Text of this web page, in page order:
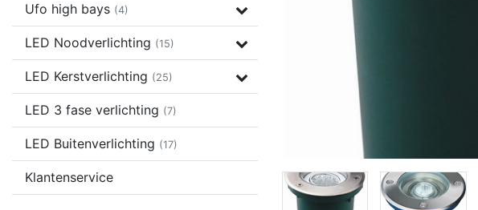
Ufo high bays (4)
LED Noodverlichting (15)
LED Kerstverlichting (25)
LED 3 fase verlichting (7)
LED Buitenverlichting (17)
Klantenservice